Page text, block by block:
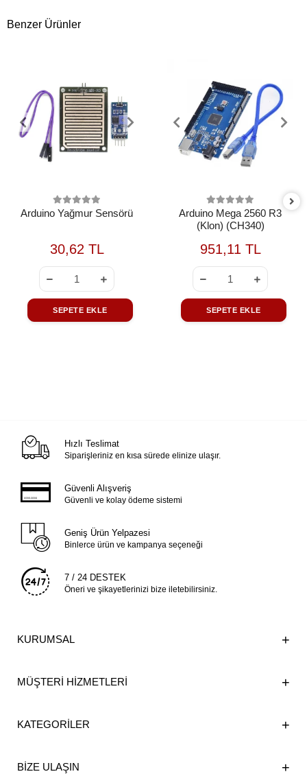
Benzer Ürünler
Arduino Yağmur Sensörü
30,62 TL
SEPETE EKLE
Arduino Mega 2560 R3
(Klon) (CH340)
951,11 TL
SEPETE EKLE
Hızlı Teslimat
Siparişleriniz en kısa sürede elinize ulaşır.
Güvenli Alışveriş
Güvenli ve kolay ödeme sistemi
Geniş Ürün Yelpazesi
Binlerce ürün ve kampanya seçeneği
7 / 24 DESTEK
Öneri ve şikayetlerinizi bize iletebilirsiniz.
KURUMSAL
MÜŞTERİ HİZMETLERİ
KATEGORİLER
BİZE ULAŞIN